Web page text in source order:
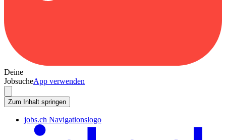
Deine
JobsucheApp verwenden
Zum Inhalt springen
jobs.ch Navigationslogo